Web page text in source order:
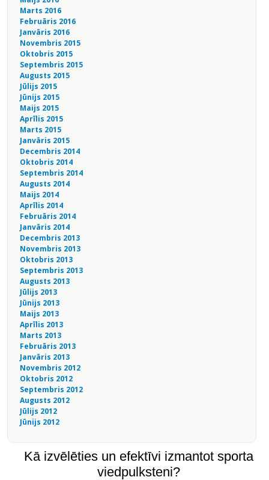
Marts 2016
Februāris 2016
Janvāris 2016
Novembris 2015
Oktobris 2015
Septembris 2015
Augusts 2015
Jūlijs 2015
Jūnijs 2015
Maijs 2015
Aprīlis 2015
Marts 2015
Janvāris 2015
Decembris 2014
Oktobris 2014
Septembris 2014
Augusts 2014
Maijs 2014
Aprīlis 2014
Februāris 2014
Janvāris 2014
Decembris 2013
Novembris 2013
Oktobris 2013
Septembris 2013
Augusts 2013
Jūlijs 2013
Jūnijs 2013
Maijs 2013
Aprīlis 2013
Marts 2013
Februāris 2013
Janvāris 2013
Novembris 2012
Oktobris 2012
Septembris 2012
Augusts 2012
Jūlijs 2012
Jūnijs 2012
Kā izvēlēties un efektīvi izmantot sporta
viedpulksteni?